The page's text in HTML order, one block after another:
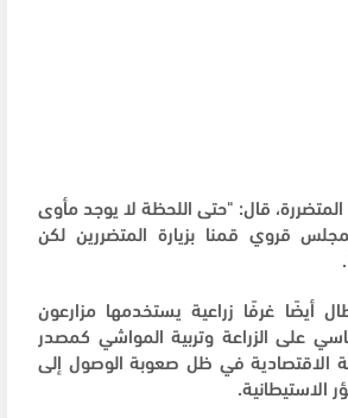
قال: "حتى اللحظة لا يوجد مأوى
قروي قمنا بزيارة المتضررين لكن
أيضًا غرفًا زراعية يستخدمها مزارعون
على الزراعة وتربية المواشي كمصدر
الاقتصادية في ظل صعوبة الوصول إلى
الاستيطانية.